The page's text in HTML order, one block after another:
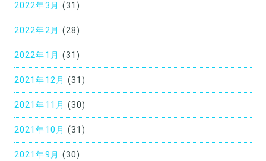
2022年3月 (31)
2022年2月 (28)
2022年1月 (31)
2021年12月 (31)
2021年11月 (30)
2021年10月 (31)
2021年9月 (30)